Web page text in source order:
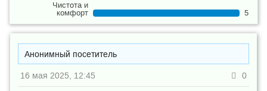
Чистота и
комфорт
5
Анонимный посетитель
0
16 мая 2025, 12:45